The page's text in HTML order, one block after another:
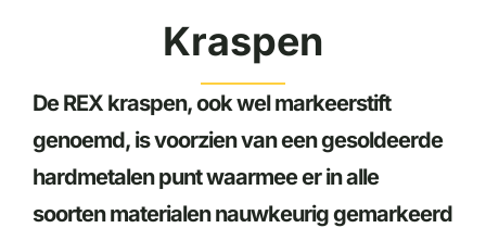
Kraspen
De REX kraspen, ook wel markeerstift
genoemd, is voorzien van een gesoldeerde
hardmetalen punt waarmee er in alle
soorten materialen nauwkeurig gemarkeerd